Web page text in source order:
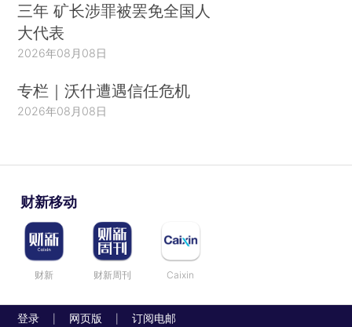
三年 矿长涉罪被罢免全国人
大代表
2026年08月08日
专栏｜沃什遭遇信任危机
2026年08月08日
财新移动
财新 财新周刊 Caixin
登录 网页版 订阅电邮